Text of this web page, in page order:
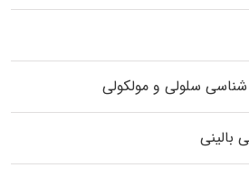
سلولی و مولکولی
بالینی